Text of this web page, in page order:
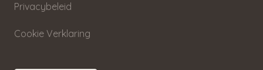
Privacybeleid
Cookie Verklaring